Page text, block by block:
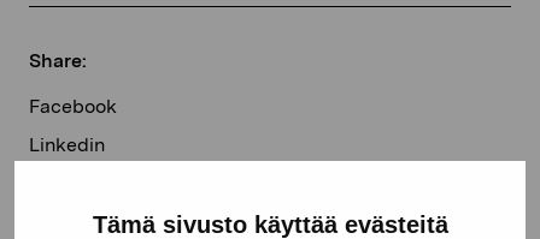
Tämä sivusto käyttää evästeitä
Share:
Facebook
Linkedin